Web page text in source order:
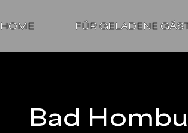
HOME FÜR GELADENE
Bad